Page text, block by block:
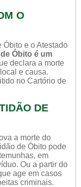
O
Óbito e o Atestado
Óbito é um
declara a morte
e causa.
no Cartório de
DE
a morte do
de Óbito pode
em
Ou a partir do
age em casos
criminais.